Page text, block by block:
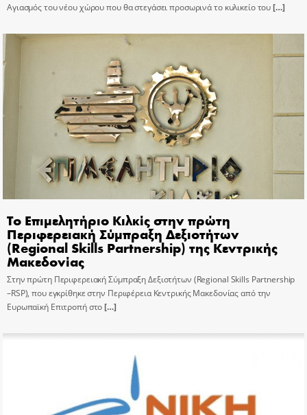
Αγιασμός του νέου χώρου που θα στεγάσει προσωρινά το κυλικείο του[…]
Το Επιμελητήριο Κιλκίς στην πρώτη
Περιφερειακή Σύμπραξη Δεξιοτήτων
(Regional Skills Partnership) της Κεντρικής
Μακεδονίας
Στην πρώτη Περιφερειακή Σύμπραξη Δεξιοτήτων (Regional Skills Partnership
–RSP), που εγκρίθηκε στην Περιφέρεια Κεντρικής Μακεδονίας από την
Ευρωπαϊκή Επιτροπή στο[…]